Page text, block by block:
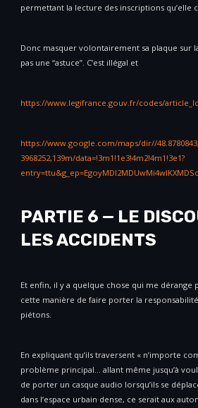
permettant la lecture des inscriptions qu’elle
Donc masquer volontairement sa plaque sur
pas une “astuce”. C’est illégal et
https://www.legifrance.gouv.fr/codes/article_lc/
https://www.google.com/maps/dir//
3968252,139m/data=!3m1!1e3!4m2!4m1!3e1?
PARTIE 6 — LE
LES ACCIDENTS
Et enfin, il y a quelque chose qui me dérange
cette manière de faire porter la
piétons.
En expliquant qu’ils traversent « n’importe
problème principal… allant même jusqu’à
de porter un casque audio lorsqu’ils se
dans l’espace urbain dense, ce serait aux